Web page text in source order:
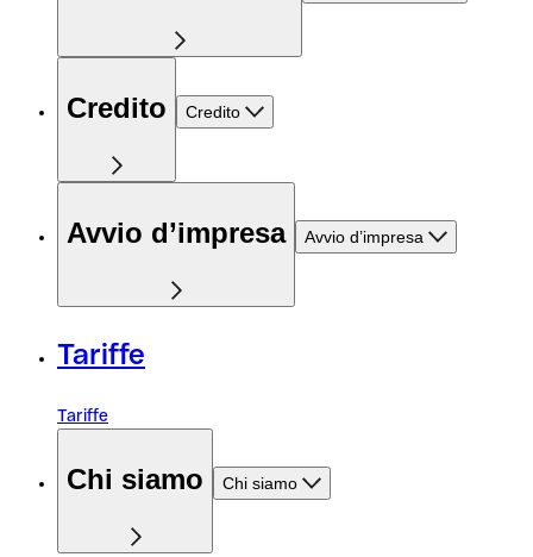
Credito Credito
Avvio d’impresa Avvio d’impresa
Tariffe
Tariffe
Chi siamo Chi siamo